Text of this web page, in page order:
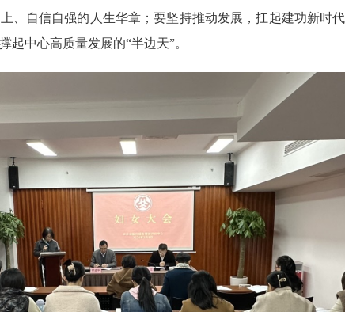
、自信自强的人生华章；要坚持推动发展，扛起建功新时
起中心高质量发展的“半边天”。